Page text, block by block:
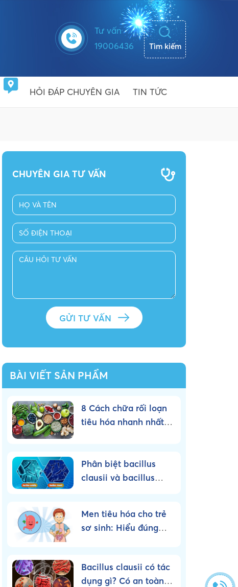
Tìm kiếm
Tư vấn
19006436
HỎI ĐÁP CHUYÊN GIA TIN TỨC
CHUYÊN GIA TƯ VẤN
BÀI VIẾT SẢN PHẨM
8 Cách chữa rối loạn
tiêu hóa nhanh nhất
Phân biệt bacillus
clausii và bacillus
Men tiêu hóa cho trẻ
sơ sinh: Hiểu đúng
Bacillus clausii có tác
dụng gì? Có an toàn